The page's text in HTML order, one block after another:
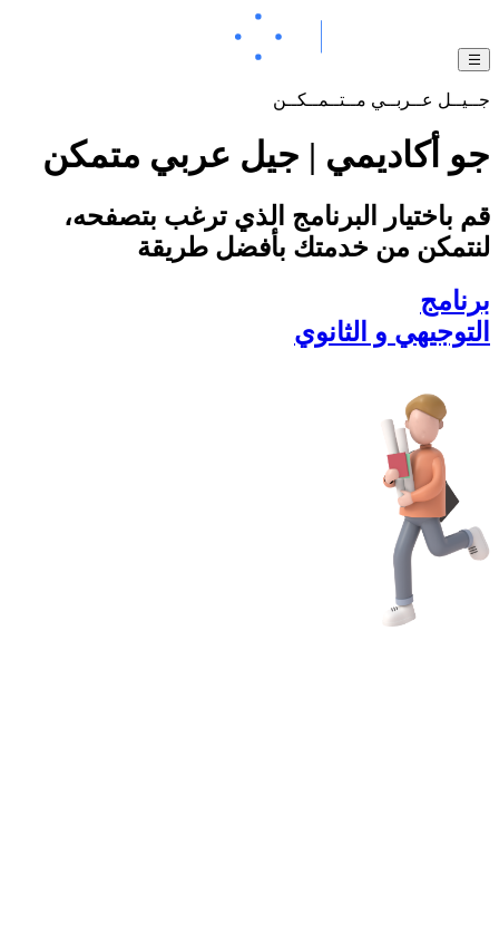
جــيــل عــربــي مــتــمــكــن
جو أكاديمي | جيل عربي متمكن
قم باختيار البرنامج الذي ترغب بتصفحه،
لنتمكن من خدمتك بأفضل طريقة
برنامج
التوجيهي و الثانوي